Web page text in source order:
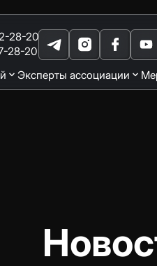
28-20
28-20
Эксперты ассоциации